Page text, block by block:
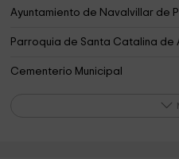
Ayuntamiento de Navalvillar de
Parroquia de Santa Catalina de
Cementerio Municipal